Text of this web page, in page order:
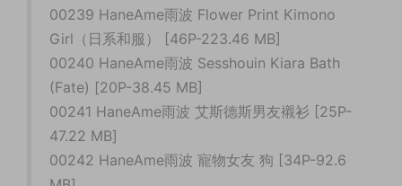
00239 HaneAme雨波 Flower Print Kimono
Girl（日系和服） [46P-223.46 MB]
00240 HaneAme雨波 Sesshouin Kiara Bath
(Fate) [20P-38.45 MB]
00241 HaneAme雨波 艾斯德斯男友襯衫 [25P-
47.22 MB]
00242 HaneAme雨波 寵物女友 狗 [34P-92.6